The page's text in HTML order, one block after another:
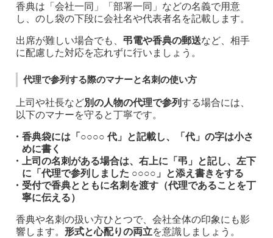
香典は「会社一同」「部署一同」などの名義で用意
し、のし袋の下段に会社名や代表者名を記載します。
出席が難しい場合でも、 弔電や香典の郵送など、相手
に配慮した対応を忘れずに行いましょう。
代理で参列する際のマナーと名刺の使い方
上司や社長など別の人物の代理で参列する場合には、
以下のマナーを守ると丁寧です。
・香典袋には「○○○○ 代」と記載し、
「代」の字は小さ
めに書く
・上司の名刺がある場合は、 右上に「弔」と記し、左下
に「代理で参列しました ○○○○」と添え書きをする
・受付で香典とともに名刺を渡す（代理であることを丁
寧に伝える）
香典や名刺の扱い方ひとつで、会社全体の印象にも影
響します。 形式と心配りの両立を意識しましょう。